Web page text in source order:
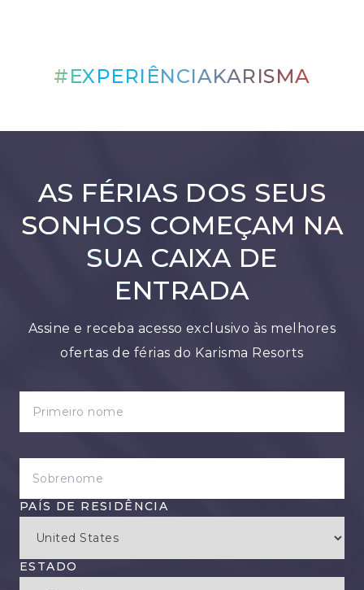
#EXPERIÊNCIAKARISMA
AS FÉRIAS DOS SEUS
SONHOS COMEÇAM NA
SUA CAIXA DE
ENTRADA
Assine e receba acesso exclusivo às melhores
ofertas de férias do Karisma Resorts
PAÍS DE RESIDÊNCIA
ESTADO